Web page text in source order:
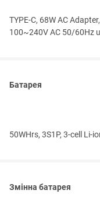
TYPE-C, 68W AC
100~240V AC 50/60Hz
Батарея
50WHrs, 3S1P, 3-cell Li-
Змінна батарея